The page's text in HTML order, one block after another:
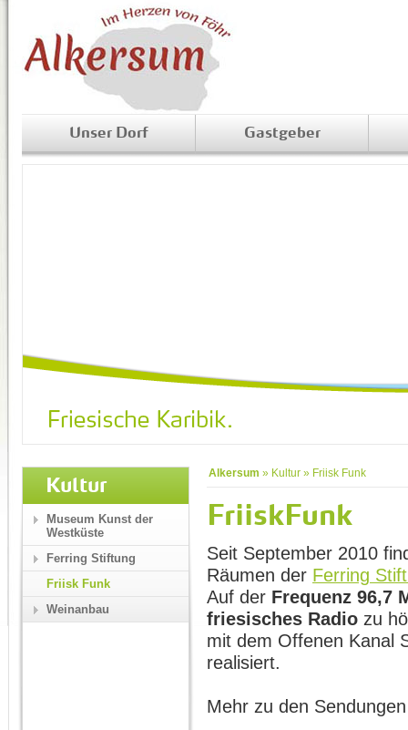
Unser Dorf Gastgeber
Alkersum » Kultur » Friisk Funk
FriiskFunk
Seit September 2010
Räumen der Ferring
Auf der Frequenz 96,7
friesisches Radio zu
mit dem Offenen Kanal
realisiert.
Mehr zu den
Kultur
Museum Kunst der
Westküste
Ferring Stiftung
Friisk Funk
Weinanbau